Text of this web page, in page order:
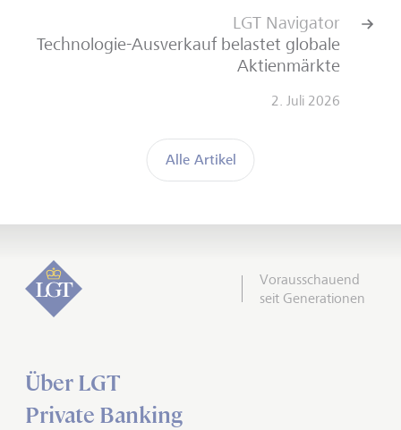
Alle Artikel
LGT Navigator
Technologie-Ausverkauf belastet globale
Aktienmärkte
2. Juli 2026
Vorausschauend
seit Generationen
Über LGT
Private Banking